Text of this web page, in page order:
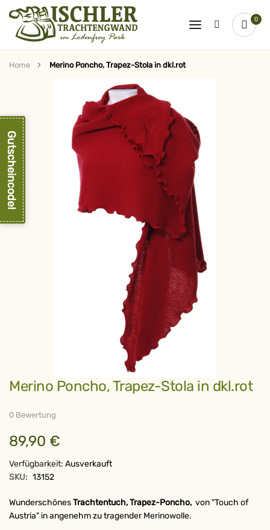
0
Home Merino Poncho, Trapez-Stola in dkl.rot
springen
Zum
Anfang
springen
Merino Poncho, Trapez-Stola in dkl.rot
0 Bewertung
89,90 €
Verfügbarkeit: Ausverkauft
SKU: 13152
WunderschönesTrachtentuch, Trapez-Poncho, von "Touch of
Austria" in angenehm zu tragender Merinowolle.
Gutscheincode!